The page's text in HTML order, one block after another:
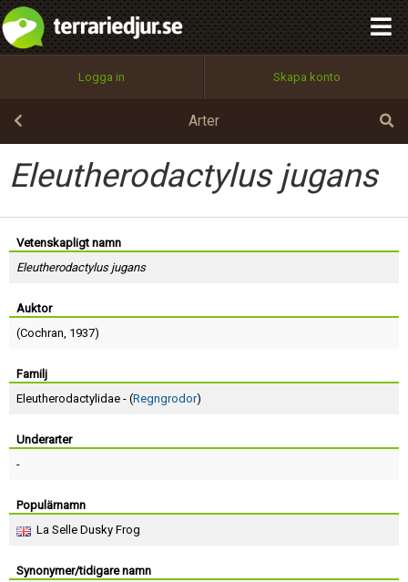
Logga in Skapa konto
Arter
Eleutherodactylus jugans
Vetenskapligt namn
Eleutherodactylus jugans
Auktor
(Cochran, 1937)
Familj
Eleutherodactylidae - (Regngrodor)
Underarter
-
Populärnamn
La Selle Dusky Frog
Synonymer/tidigare namn
Utför
100%
OK
integritetspolicy
Namn:
Epost:
Lösenord:
Terms of Service
Skapa konto
Begär nytt lösenord
Tillbaka till förstasidan